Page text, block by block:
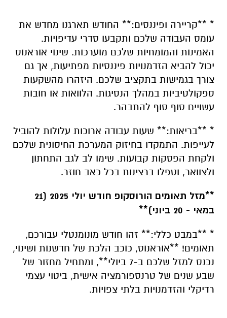
* **קריירה ופיננסים:** החודש תארגנו מחדש את
עומס העבודה שלכם ותקבעו סדרי עדיפויות.
האמינות והמומחיות שלכם מוערכות. שינוי אוראנוס
יכול להביא הזדמנויות פיננסיות מפתיעות, אך גם
צורך בגמישות בתקציב שלכם. היזהרו מהשקעות
ספקולטיביות במהלך הנסיגות. הלוואות או חובות
עשויים סוף סוף להתבהר.
* **בריאות:** שעות עבודה ארוכות עלולות להוביל
לעייפות. התמקדו בחיזוק המערכת החיסונית שלכם
ולקחת הפסקות קבועות. שימו לב לגב התחתון
ולצוואר, וטפלו ברצינות בכל כאב חוזר.
**מזל תאומים הורוסקופ חודש יולי 2025 (21
במאי - 20 ביוני)**
* **במבט כללי:** זהו חודש מונומנטלי עבורכם,
תאומים! **אוראנוס, כוכב הלכת של חדשנות ושינוי,
נכנס למזל שלכם ב-7 ביולי**, ומתחיל מחזור של
שבע שנים של טרנספורמציה אישית, ביטוי עצמי
רדיקלי והזדמנויות בלתי צפויות.